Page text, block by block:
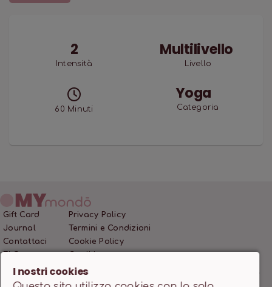
2
Intensità
Multilivello
Livello
60 Minuti
Yoga
Categoria
Gift Card
Journal
Contattaci
Privacy Policy
Termini e Condizioni
Cookie Policy
I nostri cookies